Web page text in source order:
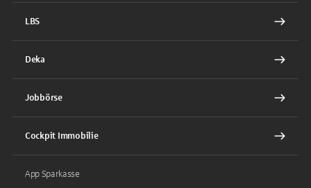
LBS
Deka
Jobbörse
Cockpit Immobilie
App Sparkasse